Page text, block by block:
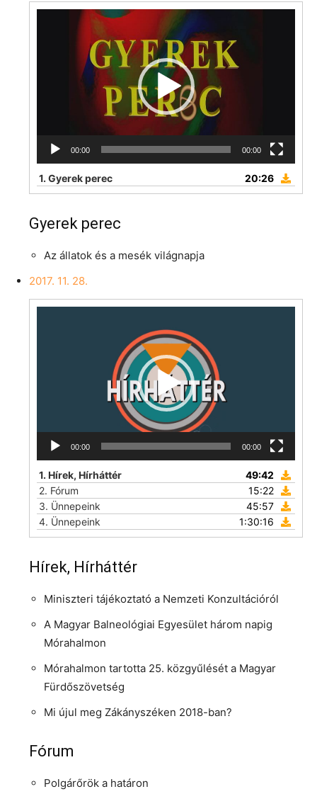
Videólejátszó
00:00 00:00
1. Gyerek perec 20:26
Gyerek perec
Az állatok és a mesék világnapja
2017. 11. 28.
00:00 00:00
1. Hírek, Hírháttér
49:42
2. Fórum
15:22
3. Ünnepeink
45:57
4. Ünnepeink 1:30:16
Hírek, Hírháttér
Miniszteri tájékoztató a Nemzeti Konzultációról
A Magyar Balneológiai Egyesület három napig
Mórahalmon
Mórahalmon tartotta 25. közgyűlését a Magyar
Fürdőszövetség
Mi újul meg Zákányszéken 2018-ban?
Fórum
Polgárőrök a határon